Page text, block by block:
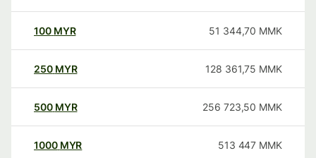
100 MYR 51 344,70 MMK
250 MYR 128 361,75 MMK
500 MYR 256 723,50 MMK
1000 MYR 513 447 MMK